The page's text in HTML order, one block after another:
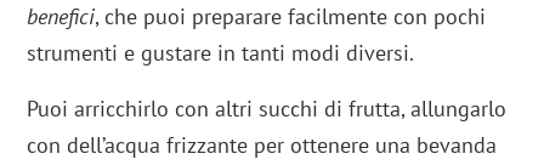
benefici, che puoi preparare facilmente con pochi
strumenti e gustare in tanti modi diversi.
Puoi arricchirlo con altri succhi di frutta, allungarlo
con dell’acqua frizzante per ottenere una bevanda